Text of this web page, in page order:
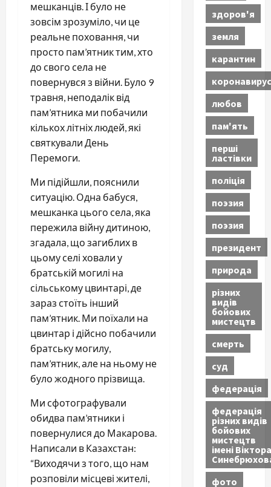
мешканців. І було не
зовсім зрозуміло, чи це
реальне поховання, чи
просто пам’ятник тим, хто
до свого села не
повернувся з війни. Було 9
травня, неподалік від
пам’ятника ми побачили
кількох літніх людей, які
святкували День
Перемоги.
Ми підійшли, пояснили
ситуацію. Одна бабуся,
мешканка цього села, яка
пережила війну дитиною,
згадала, що загиблих в
цьому селі ховали у
братській могилі на
сільському цвинтарі, де
зараз стоїть інший
пам’ятник. Ми поїхали на
цвинтар і дійсно побачили
братську могилу,
пам’ятник, але на ньому не
було жодного прізвища.
Ми сфотографували
обидва пам’ятники і
повернулися до Макарова.
Написали в Казахстан:
“Виходячи з того, що нам
розповіли місцеві жителі,
здоров'я
земля
карантин
коронавирус
любов
пам'ять
перші
ластівки
поліція
поэзия
поэзия
президент
природа
різних
видів
бойових
мистецтв
смерть
суд
федерація
федерація
різних видів
бойових
мистецтв
імені Віктора
фото